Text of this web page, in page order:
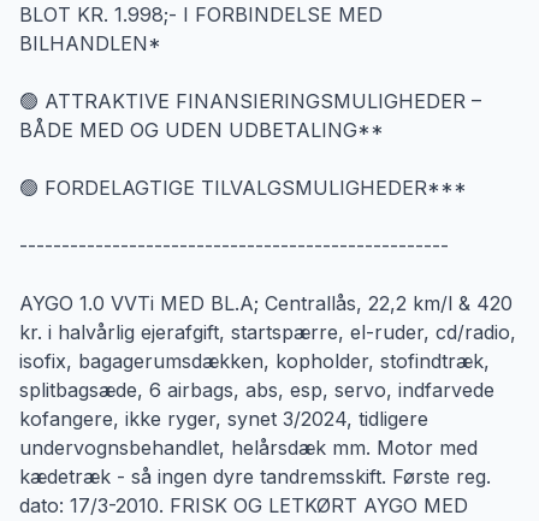
BLOT KR. 1.998;- I FORBINDELSE MED
BILHANDLEN*
🟢 ATTRAKTIVE FINANSIERINGSMULIGHEDER –
BÅDE MED OG UDEN UDBETALING**
🟢 FORDELAGTIGE TILVALGSMULIGHEDER***
---------------------------------------------------
AYGO 1.0 VVTi MED BL.A; Centrallås, 22,2 km/l & 420
kr. i halvårlig ejerafgift, startspærre, el-ruder, cd/radio,
isofix, bagagerumsdækken, kopholder, stofindtræk,
splitbagsæde, 6 airbags, abs, esp, servo, indfarvede
kofangere, ikke ryger, synet 3/2024, tidligere
undervognsbehandlet, helårsdæk mm. Motor med
kædetræk - så ingen dyre tandremsskift. Første reg.
dato: 17/3-2010. FRISK OG LETKØRT AYGO MED